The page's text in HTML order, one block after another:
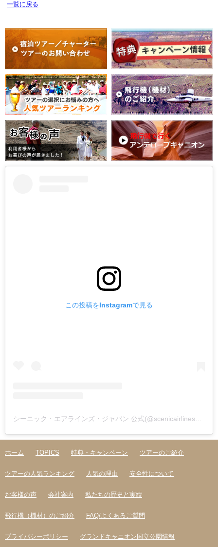
一覧に戻る
この投稿をInstagramで見る
シーニック・エアラインズ・ジャパン 公式(@scenicairlines_japan)がシェアした投稿
ホーム TOPICS 特典・キャンペーン ツアーのご紹介
ツアーの人気ランキング 人気の理由 安全性について
お客様の声 会社案内 私たちの歴史と実績
飛行機（機材）のご紹介 FAQ/よくあるご質問
プライバシーポリシー グランドキャニオン国立公園情報